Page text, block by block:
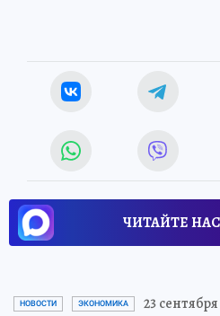
ЧИТАЙТЕ
НОВОСТИ ЭКОНОМИКА 23 сентября